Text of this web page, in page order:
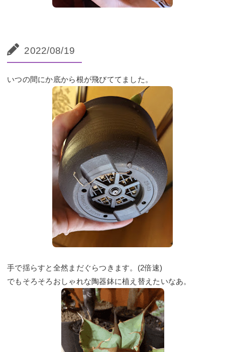
2022/08/19
いつの間にか底から根が飛びててました。
手で揺らすと全然まだぐらつきます。(2倍速)
でもそろそろおしゃれな陶器鉢に植え替えたいなあ。